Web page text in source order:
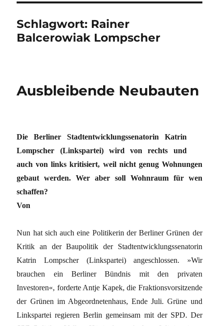
Schlagwort: Rainer
Balcerowiak Lompscher
Ausbleibende Neubauten
Die Berliner Stadtentwicklungssenatorin Katrin
Lompscher (Links­partei) wird von rechts und
auch von links kritisiert, weil nicht genug Wohnungen
gebaut werden. Wer aber soll Wohnraum für wen
schaffen?
Von
Nun hat sich auch eine Politikerin der Berliner Grünen der
Kritik an der Baupolitik der Stadtentwicklungssenatorin
Katrin Lompscher (Linkspartei) angeschlossen. »Wir
brauchen ein Berliner Bündnis mit den privaten
Investoren«, forderte Antje Kapek, die Fraktionsvorsitzende
der Grünen im Abgeordnetenhaus, Ende Juli. Grüne und
Linkspartei regieren Berlin gemeinsam mit der SPD. Der